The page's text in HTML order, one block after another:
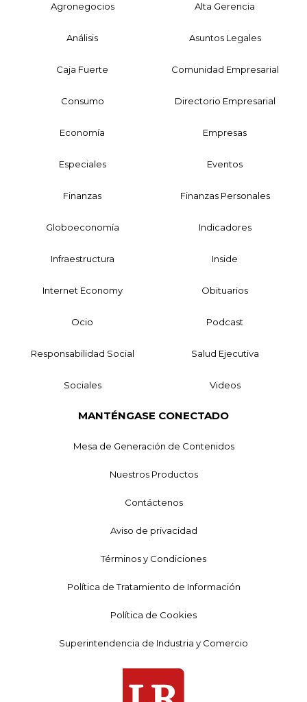
Agronegocios Alta Gerencia
Análisis Asuntos Legales
Caja Fuerte Comunidad Empresarial
Consumo Directorio Empresarial
Economía Empresas
Especiales Eventos
Finanzas Finanzas Personales
Globoeconomía Indicadores
Infraestructura Inside
Internet Economy Obituarios
Ocio Podcast
Responsabilidad Social Salud Ejecutiva
Sociales Videos
MANTÉNGASE CONECTADO
Mesa de Generación de Contenidos
Nuestros Productos
Contáctenos
Aviso de privacidad
Términos y Condiciones
Política de Tratamiento de Información
Política de Cookies
Superintendencia de Industria y Comercio